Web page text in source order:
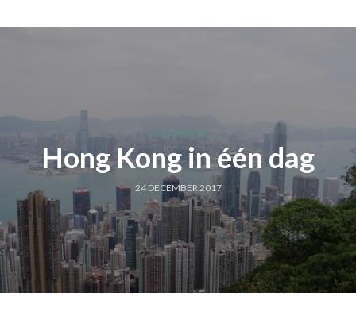
HONG KONG
Hong Kong in één dag
24 DECEMBER 2017